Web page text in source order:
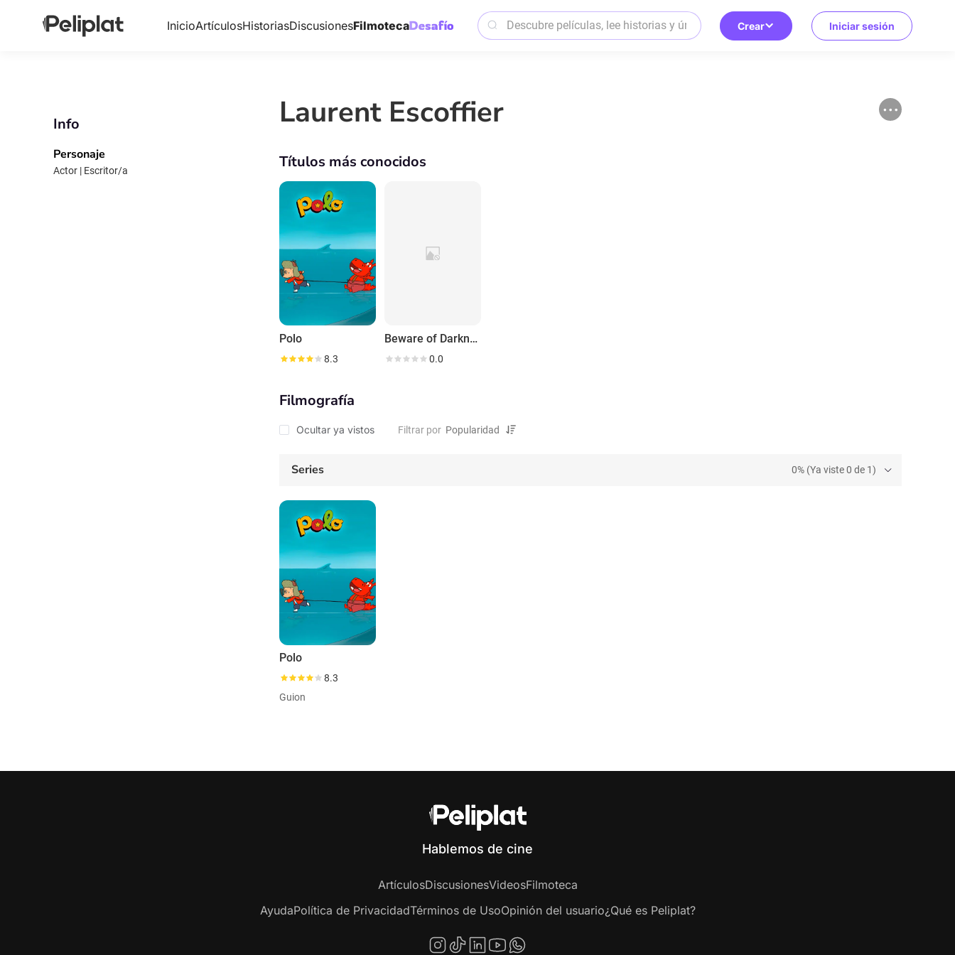
InicioArtículosHistoriasDiscusionesFilmoteca Crear Iniciar sesión
Info
Personaje
Actor | Escritor/a
Laurent Escoffier
Títulos más conocidos
Polo
8.3
Beware of Darkness
0.0
Filmografía
Ocultar ya vistos Filtrar por
Series 0% (Ya viste 0 de 1)
Polo
8.3
Guion
Hablemos de cine
ArtículosDiscusionesVideosFilmoteca
AyudaPolítica de PrivacidadTérminos de UsoOpinión del usuario¿Qué es Peliplat?